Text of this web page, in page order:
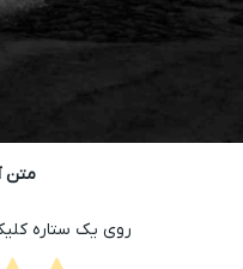
متن
روی یک ستاره